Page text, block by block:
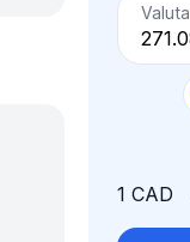
Valuta
1 CAD